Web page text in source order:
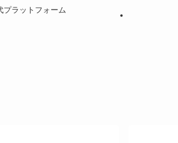
プラットフォーム